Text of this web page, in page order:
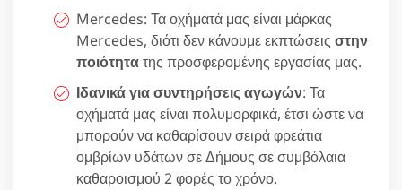
Mercedes: Τα οχήματά μας είναι μάρκας
Mercedes, διότι δεν κάνουμε εκπτώσεις στην
ποιότητατης προσφερομένης εργασίας μας.
Ιδανικά για συντηρήσεις αγωγών: Τα
οχήματά μας είναι πολυμορφικά, έτσι ώστε να
μπορούν να καθαρίσουν σειρά φρεάτια
ομβρίων υδάτων σε Δήμους σε συμβόλαια
καθαροισμού 2 φορές το χρόνο.